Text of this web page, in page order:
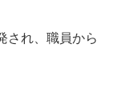
され、職員から